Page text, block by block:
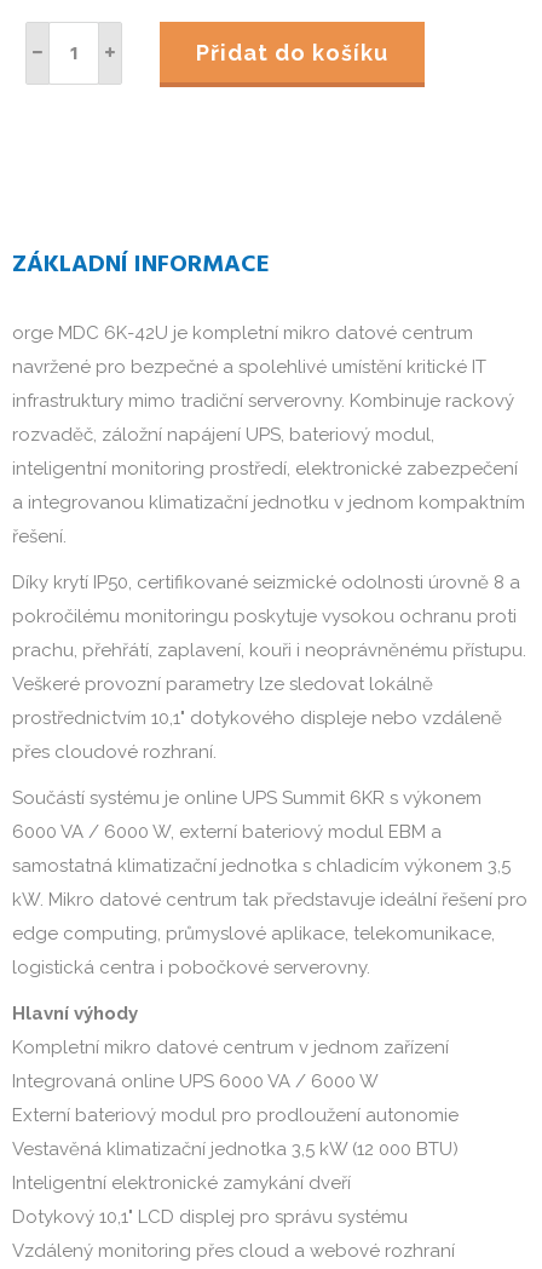
Přidat do košíku
ZÁKLADNÍ INFORMACE
orge MDC 6K-42U je kompletní mikro datové centrum
navržené pro bezpečné a spolehlivé umístění kritické IT
infrastruktury mimo tradiční serverovny. Kombinuje rackový
rozvaděč, záložní napájení UPS, bateriový modul,
inteligentní monitoring prostředí, elektronické zabezpečení
a integrovanou klimatizační jednotku v jednom kompaktním
řešení.
Díky krytí IP50, certifikované seizmické odolnosti úrovně 8 a
pokročilému monitoringu poskytuje vysokou ochranu proti
prachu, přehřátí, zaplavení, kouři i neoprávněnému přístupu.
Veškeré provozní parametry lze sledovat lokálně
prostřednictvím 10,1" dotykového displeje nebo vzdáleně
přes cloudové rozhraní.
Součástí systému je online UPS Summit 6KR s výkonem
6000 VA / 6000 W, externí bateriový modul EBM a
samostatná klimatizační jednotka s chladicím výkonem 3,5
kW. Mikro datové centrum tak představuje ideální řešení pro
edge computing, průmyslové aplikace, telekomunikace,
logistická centra i pobočkové serverovny.
Hlavní výhody
Kompletní mikro datové centrum v jednom zařízení
Integrovaná online UPS 6000 VA / 6000 W
Externí bateriový modul pro prodloužení autonomie
Vestavěná klimatizační jednotka 3,5 kW (12 000 BTU)
Inteligentní elektronické zamykání dveří
Dotykový 10,1" LCD displej pro správu systému
Vzdálený monitoring přes cloud a webové rozhraní